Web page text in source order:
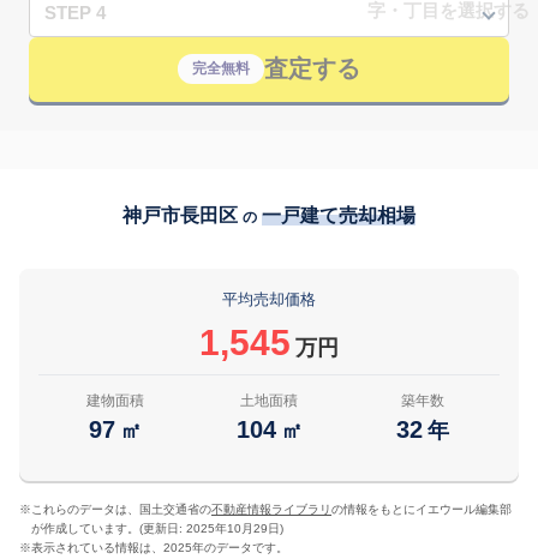
STEP 4
完全無料 査定する
神戸市長田区 の 一戸建て売却相場
平均売却価格
1,545 万円
建物面積
97 ㎡
土地面積
104 ㎡
築年数
32 年
※ これらのデータは、国土交通省の不動産情報ライブラリの情報をもとにイエウール編集部
が作成しています。(更新日: 2025年10月29日)
※表示されている情報は、2025年のデータです。